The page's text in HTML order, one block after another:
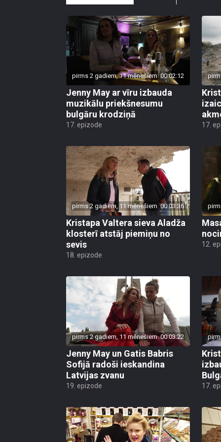
pirms 2 gadiem, 11 mēnešiem 00:02:12
Jenny May ar vīru izbauda
muzikālu priekšnesumu
bulgāru krodziņā
17. epizode 17.
pirms 2 gadiem, 11 mēnešiem 00:03:36
Kristapa Valtera sieva Aladža
klosterī atstāj piemiņu no
sevis
18. epizode
12.
pirms 2 gadiem, 11 mēnešiem 00:03:22
Jenny May un Gatis Babris
Sofijā radoši ieskandina
Latvijas zvanu
19. epizode 17.